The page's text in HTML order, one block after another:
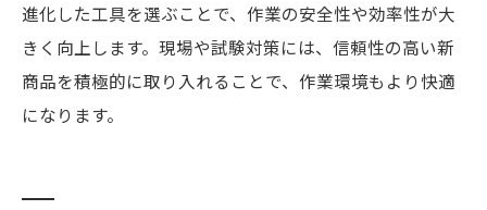
進化した工具を選ぶことで、作業の安全性や効率性が大
きく向上します。現場や試験対策には、信頼性の高い新
商品を積極的に取り入れることで、作業環境もより快適
になります。